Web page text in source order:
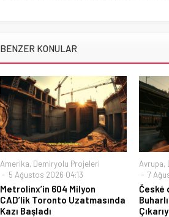
BENZER KONULAR
Amerika, Demiryolu Projeleri
5 Ağustos 2026 04:13
Metrolinx’in 604 Milyon
CAD’lik Toronto Uzatmasında
Kazı Başladı
Avrupa,
7
České